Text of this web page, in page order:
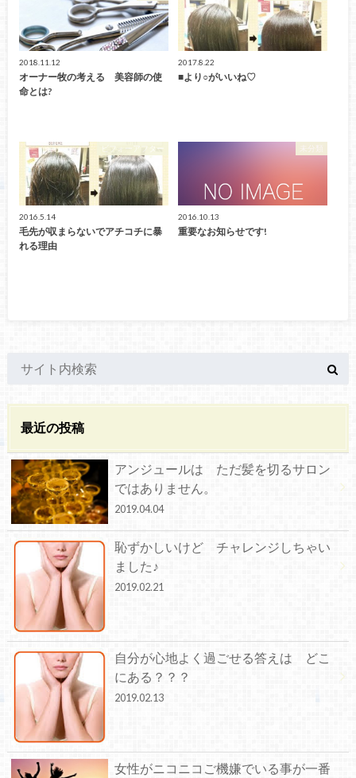
2018.11.12
オーナー牧の考える 美容師の使
命とは?
2017.8.22
■より○がいいね♡
ビフォーアフター
2016.5.14
毛先が収まらないでアチコチに暴
れる理由
未分類
2016.10.13
重要なお知らせです!
最近の投稿
アンジュールは ただ髪を切るサロン
ではありません。
2019.04.04
恥ずかしいけど チャレンジしちゃい
ました♪
2019.02.21
自分が心地よく過ごせる答えは どこ
にある？？？
2019.02.13
女性がニコニコご機嫌でいる事が一番